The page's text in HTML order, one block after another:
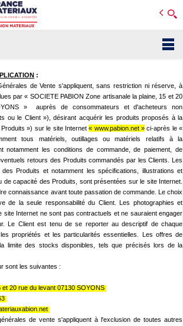
:
de Vente s'appliquent, sans restriction ni réserve, à
par « SOCIETE PABION Zone artisanale la plaine, 15 et 20
»
auprès de consommateurs et d'acheteurs non
ou le Client »), désirant acquérir les produits proposés à la
») sur le site Internet« www.pabion.net »ci-après le «
tous matériels, outillages ou matériels relatifs à la
notamment les conditions de commande, de paiement, de
retours des Produits commandés par les Clients. Les
Produits et notamment les spécifications, illustrations et
de capacité des Produits, sont présentées sur le site Internet.
connaissance avant toute passation de commande. Le choix
de la seule responsabilité du Client. Les photographies et
site Internet ne sont pas contractuels et ne sauraient engager
Le Client est tenu de se reporter au descriptif de chaque
propriétés et les particularités essentielles. Les offres de
limite des stocks disponibles, tels que précisés lors de la
sont les suivantes :
et 20 rue du levant 07130 SOYONS
de vente s'appliquent à l'exclusion de toutes autres